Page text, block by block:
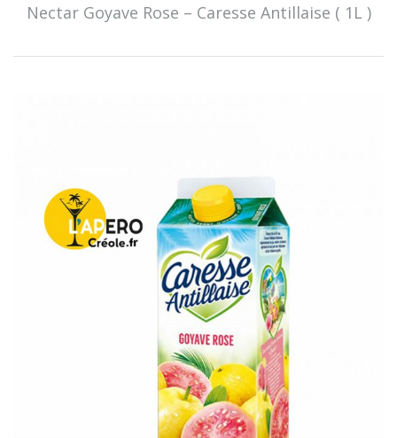
Nectar Goyave Rose – Caresse Antillaise ( 1L )